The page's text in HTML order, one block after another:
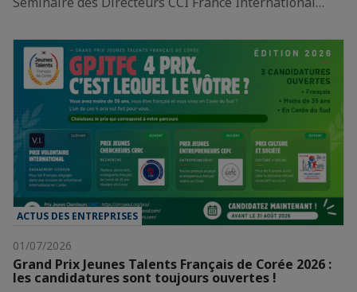
ACTUS DES ENTREPRISES
01/07/2026
Grand Prix Jeunes Talents Français de Corée 2026 :
les candidatures sont toujours ouvertes !